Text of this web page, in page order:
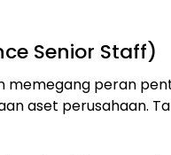
Senior Staff)
memegang peran
aset perusahaan.